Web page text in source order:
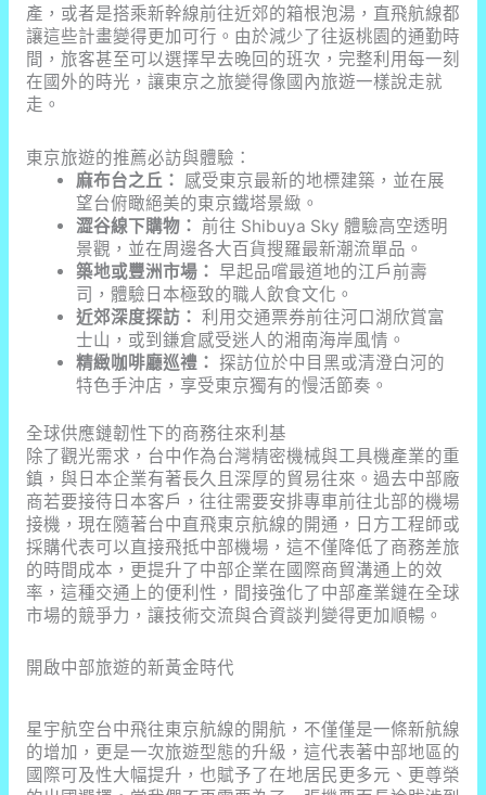
產，或者是搭乘新幹線前往近郊的箱根泡湯，直飛航線都
讓這些計畫變得更加可行。由於減少了往返桃園的通勤時
間，旅客甚至可以選擇早去晚回的班次，完整利用每一刻
在國外的時光，讓東京之旅變得像國內旅遊一樣說走就
走。
東京旅遊的推薦必訪與體驗：
麻布台之丘： 感受東京最新的地標建築，並在展
望台俯瞰絕美的東京鐵塔景緻。
澀谷線下購物： 前往 Shibuya Sky 體驗高空透明
景觀，並在周邊各大百貨搜羅最新潮流單品。
築地或豐洲市場： 早起品嚐最道地的江戶前壽
司，體驗日本極致的職人飲食文化。
近郊深度探訪： 利用交通票券前往河口湖欣賞富
士山，或到鎌倉感受迷人的湘南海岸風情。
精緻咖啡廳巡禮： 探訪位於中目黑或清澄白河的
特色手沖店，享受東京獨有的慢活節奏。
全球供應鏈韌性下的商務往來利基
除了觀光需求，台中作為台灣精密機械與工具機產業的重
鎮，與日本企業有著長久且深厚的貿易往來。過去中部廠
商若要接待日本客戶，往往需要安排專車前往北部的機場
接機，現在隨著台中直飛東京航線的開通，日方工程師或
採購代表可以直接飛抵中部機場，這不僅降低了商務差旅
的時間成本，更提升了中部企業在國際商貿溝通上的效
率，這種交通上的便利性，間接強化了中部產業鏈在全球
市場的競爭力，讓技術交流與合資談判變得更加順暢。
開啟中部旅遊的新黃金時代
星宇航空台中飛往東京航線的開航，不僅僅是一條新航線
的增加，更是一次旅遊型態的升級，這代表著中部地區的
國際可及性大幅提升，也賦予了在地居民更多元、更尊榮